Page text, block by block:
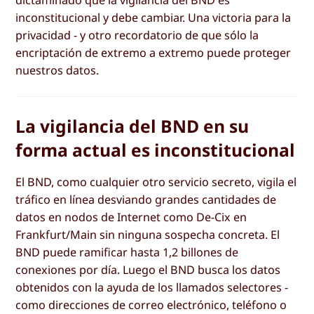
inconstitucional y debe cambiar. Una victoria para la
privacidad - y otro recordatorio de que sólo la
encriptación de extremo a extremo puede proteger
nuestros datos.
La vigilancia del BND en su
forma actual es inconstitucional
El BND, como cualquier otro servicio secreto, vigila el
tráfico en línea desviando grandes cantidades de
datos en nodos de Internet como De-Cix en
Frankfurt/Main sin ninguna sospecha concreta. El
BND puede ramificar hasta 1,2 billones de
conexiones por día. Luego el BND busca los datos
obtenidos con la ayuda de los llamados selectores -
como direcciones de correo electrónico, teléfono o